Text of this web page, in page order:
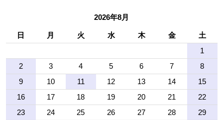
2026年8月
日 月 火 水 木 金
土
1
2
3 4 5 6 7
8
9
10 11 12 13 14
15
16
17 18 19 20 21
22
23
24 25 26 27 28
29